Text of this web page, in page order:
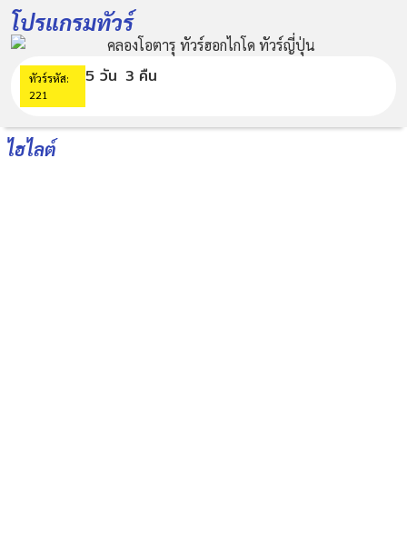
โปรแกรมทัวร์
ทัวร์รหัส:
221
5 วัน 3 คืน
ไฮไลต์